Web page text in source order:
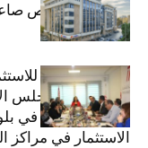
فاعل رائد بفرص
(+34.8%)
الهيئة التونسية
والعشرين للمجلس
القطاع الخاص في
الاستثمار في مراكز